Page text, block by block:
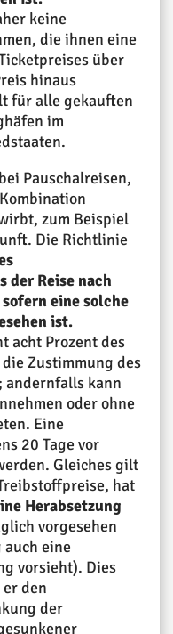
keine
die ihnen eine
über
hinaus
für alle gekauften
im
Pauschalreisen,
zum Beispiel
Die Richtlinie
der Reise nach
eine solche
ist.
acht Prozent des
Zustimmung des
andernfalls kann
oder ohne
Eine
20 Tage vor
Gleiches gilt
hat
Herabsetzung
vorgesehen
eine
vorsieht). Dies
den
der